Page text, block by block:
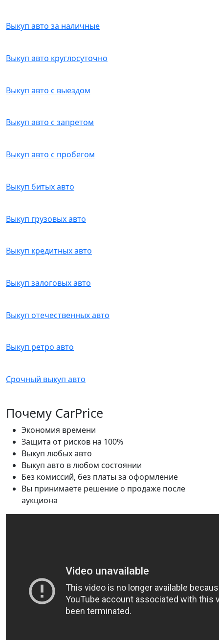
Выкуп авто за наличные
Выкуп авто круглосуточно
Выкуп авто с выездом
Выкуп авто с запретом
Выкуп авто с пробегом
Выкуп битых авто
Выкуп грузовых авто
Выкуп кредитных авто
Выкуп залоговых авто
Выкуп отечественных авто
Выкуп ретро авто
Срочный выкуп авто
Почему CarPrice
Экономия времени
Защита от рисков на 100%
Выкуп любых авто
Выкуп авто в любом состоянии
Без комиссий, без платы за оформление
Вы принимаете решение о продаже после
аукциона